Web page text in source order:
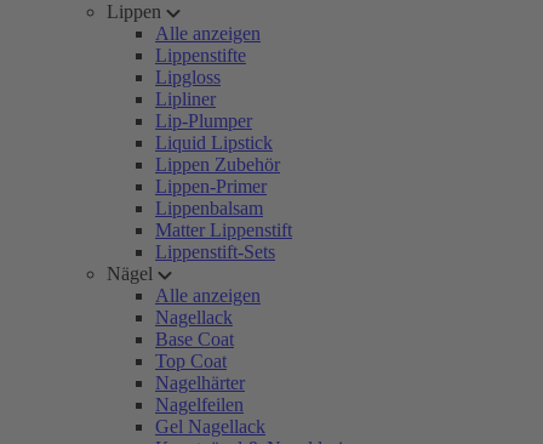
Lippen
Alle anzeigen
Lippenstifte
Lipgloss
Lipliner
Lip-Plumper
Liquid Lipstick
Lippen Zubehör
Lippen-Primer
Lippenbalsam
Matter Lippenstift
Lippenstift-Sets
Nägel
Alle anzeigen
Nagellack
Base Coat
Top Coat
Nagelhärter
Nagelfeilen
Gel Nagellack